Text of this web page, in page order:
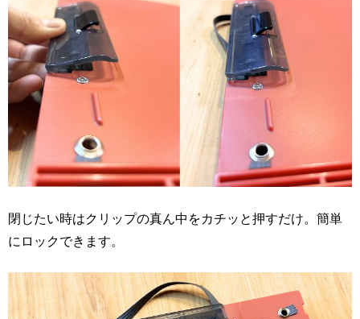
閉じたい時はクリップの真ん中をカチッと押すだけ。簡単
にロックできます。